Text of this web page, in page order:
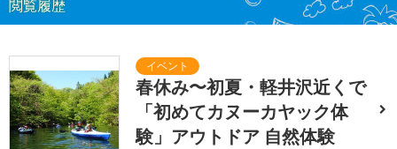
閲覧履歴
春休み〜初夏・軽井沢近くで
「初めてカヌーカヤック体
験」アウトドア 自然体験